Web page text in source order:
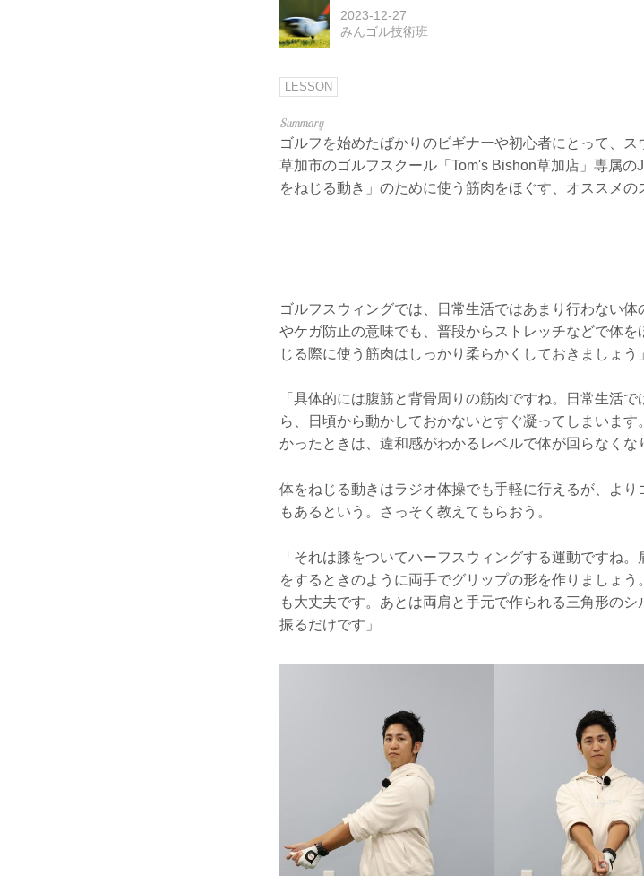
2023-12-27
みんゴル技術班
LESSON
ゴルフを始めたばかりのビギナーや初心者にとって、
草加市のゴルフスクール「Tom's Bishon草加店」専属
をねじる動き」のために使う筋肉をほぐす、オススメの
ゴルフスウィングでは、日常生活ではあまり行わない
やケガ防止の意味でも、普段からストレッチなどで体
じる際に使う筋肉はしっかり柔らかくしておきましょう
「具体的には腹筋と背骨周りの筋肉ですね。日常生活
ら、日頃から動かしておかないとすぐ凝ってしまいま
かったときは、違和感がわかるレベルで体が回らなくな
体をねじる動きはラジオ体操でも手軽に行えるが、よ
もあるという。さっそく教えてもらおう。
「それは膝をついてハーフスウィングする運動ですね
をするときのように両手でグリップの形を作りましょ
も大丈夫です。あとは両肩と手元で作られる三角形の
振るだけです」